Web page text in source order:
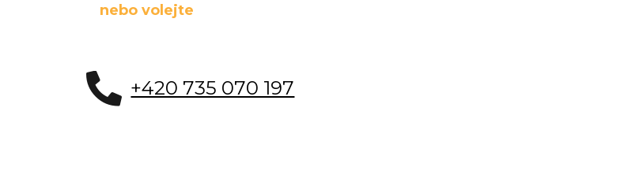
nebo volejte
+420 735 070 197